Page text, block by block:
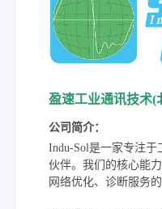
盈速工业通讯技术(
公司简介：
Indu-Sol是一家专注
伙伴。我们的核心能
网络优化、诊断服务